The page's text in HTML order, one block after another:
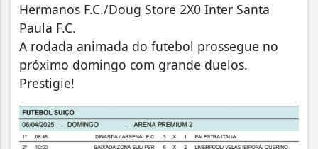
Hermanos F.C./Doug Store 2X0 Inter Santa
Paula F.C.
A rodada animada do futebol prossegue no
próximo domingo com grande duelos.
Prestigie!